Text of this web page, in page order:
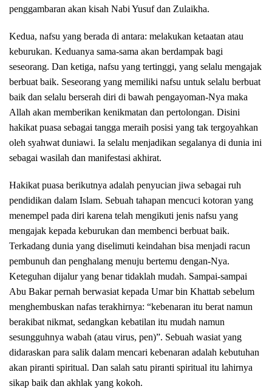
penggambaran akan kisah Nabi Yusuf dan Zulaikha.
Kedua, nafsu yang berada di antara: melakukan ketaatan atau
keburukan. Keduanya sama-sama akan berdampak bagi
seseorang. Dan ketiga, nafsu yang tertinggi, yang selalu mengajak
berbuat baik. Seseorang yang memiliki nafsu untuk selalu berbuat
baik dan selalu berserah diri di bawah pengayoman-Nya maka
Allah akan memberikan kenikmatan dan pertolongan. Disini
hakikat puasa sebagai tangga meraih posisi yang tak tergoyahkan
oleh syahwat duniawi. Ia selalu menjadikan segalanya di dunia ini
sebagai wasilah dan manifestasi akhirat.
Hakikat puasa berikutnya adalah penyucian jiwa sebagai ruh
pendidikan dalam Islam. Sebuah tahapan mencuci kotoran yang
menempel pada diri karena telah mengikuti jenis nafsu yang
mengajak kepada keburukan dan membenci berbuat baik.
Terkadang dunia yang diselimuti keindahan bisa menjadi racun
pembunuh dan penghalang menuju bertemu dengan-Nya.
Keteguhan dijalur yang benar tidaklah mudah. Sampai-sampai
Abu Bakar pernah berwasiat kepada Umar bin Khattab sebelum
menghembuskan nafas terakhirnya: “kebenaran itu berat namun
berakibat nikmat, sedangkan kebatilan itu mudah namun
sesungguhnya wabah (atau virus, pen)”. Sebuah wasiat yang
didaraskan para salik dalam mencari kebenaran adalah kebutuhan
akan piranti spiritual. Dan salah satu piranti spiritual itu lahirnya
sikap baik dan akhlak yang kokoh.